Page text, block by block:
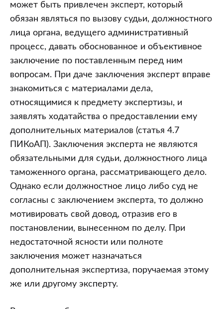
может быть привлечен эксперт, который
обязан являться по вызову судьи, должностного
лица органа, ведущего административный
процесс, давать обоснованное и объективное
заключение по поставленным перед ним
вопросам. При даче заключения эксперт вправе
знакомиться с материалами дела,
относящимися к предмету экспертизы, и
заявлять ходатайства о предоставлении ему
дополнительных материалов (статья 4.7
ПИКоАП). Заключения эксперта не являются
обязательными для судьи, должностного лица
таможенного органа, рассматривающего дело.
Однако если должностное лицо либо суд не
согласны с заключением эксперта, то должно
мотивировать свой довод, отразив его в
постановлении, вынесенном по делу. При
недостаточной ясности или полноте
заключения может назначаться
дополнительная экспертиза, поручаемая этому
же или другому эксперту.